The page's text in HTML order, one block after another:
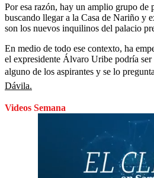
Por esa razón, hay un amplio grupo de
buscando llegar a la Casa de Nariño y
son los nuevos inquilinos del palacio
En medio de todo ese contexto, ha
el expresidente Álvaro Uribe podría
alguno de los aspirantes y se lo
Dávila.
Videos Semana